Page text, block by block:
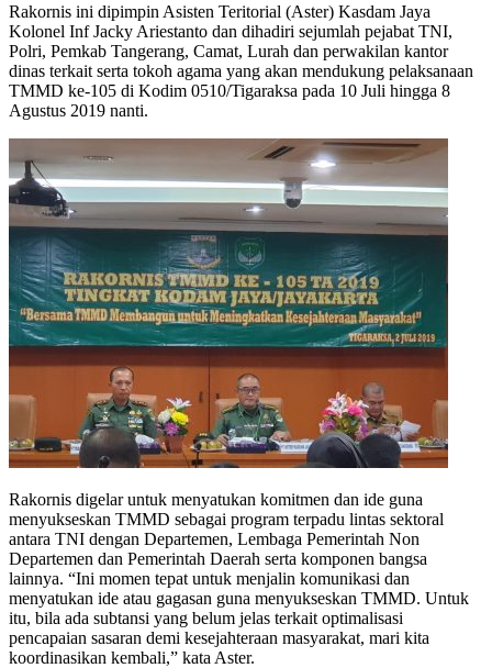
Rakornis ini dipimpin Asisten Teritorial (Aster) Kasdam Jaya
Kolonel Inf Jacky Ariestanto dan dihadiri sejumlah pejabat TNI,
Polri, Pemkab Tangerang, Camat, Lurah dan perwakilan kantor
dinas terkait serta tokoh agama yang akan mendukung pelaksanaan
TMMD ke-105 di Kodim 0510/Tigaraksa pada 10 Juli hingga 8
Agustus 2019 nanti.
Rakornis digelar untuk menyatukan komitmen dan ide guna
menyukseskan TMMD sebagai program terpadu lintas sektoral
antara TNI dengan Departemen, Lembaga Pemerintah Non
Departemen dan Pemerintah Daerah serta komponen bangsa
lainnya. “Ini momen tepat untuk menjalin komunikasi dan
menyatukan ide atau gagasan guna menyukseskan TMMD. Untuk
itu, bila ada subtansi yang belum jelas terkait optimalisasi
pencapaian sasaran demi kesejahteraan masyarakat, mari kita
koordinasikan kembali,” kata Aster.